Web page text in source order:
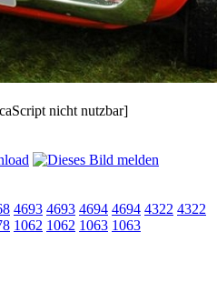
nicht nutzbar]
4693 4693 4694 4694 4322 4322
1062 1062 1063 1063